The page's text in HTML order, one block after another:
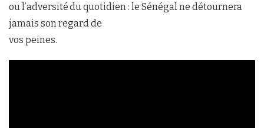
ou l’adversité du quotidien : le Sénégal ne détournera
jamais son regard de
vos peines.